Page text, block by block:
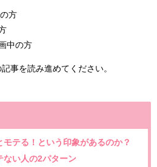
方
中の方
事を読み進めてください。
モテる！という印象があるのか？
ない人の2パターン